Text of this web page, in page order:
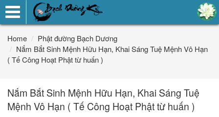
Toggle
navigation
Home
Phật đường Bạch Dương
Nắm Bắt Sinh Mệnh Hữu Hạn, Khai Sáng Tuệ Mệnh Vô Hạn
( Tế Công Hoạt Phật từ huấn )
Nắm Bắt Sinh Mệnh Hữu Hạn, Khai Sáng Tuệ
Mệnh Vô Hạn ( Tế Công Hoạt Phật từ huấn )